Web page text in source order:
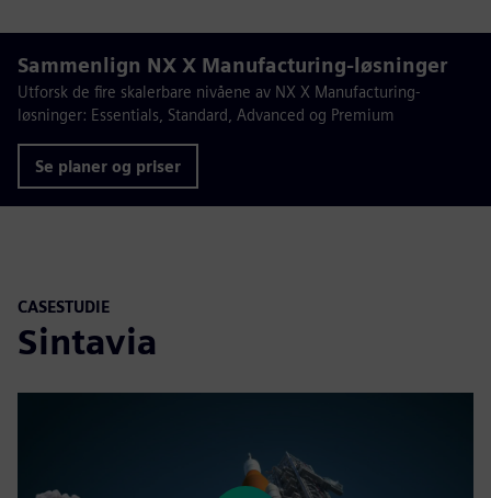
Sammenlign NX X Manufacturing-løsninger
Utforsk de fire skalerbare nivåene av NX X Manufacturing-
løsninger: Essentials, Standard, Advanced og Premium
Se planer og priser
CASESTUDIE
Sintavia